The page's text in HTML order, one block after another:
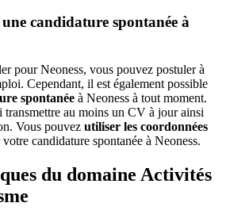
candidature spontanée à
pour Neoness, vous pouvez postuler à
Cependant, il est également possible
spontanée à Neoness à tout moment.
transmettre au moins un CV à jour ainsi
Vous pouvez utiliser les coordonnées
candidature spontanée à Neoness.
du domaine Activités